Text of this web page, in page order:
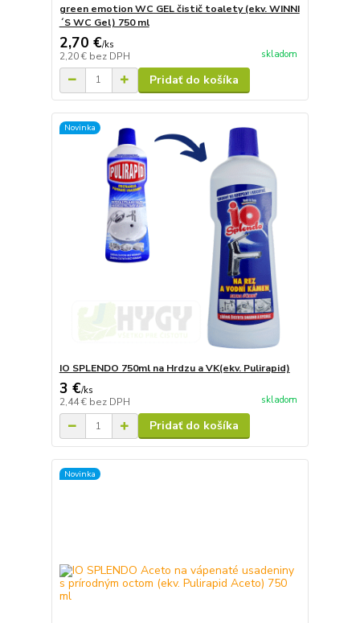
green emotion WC GEL čistič toalety (ekv. WINNI
´S WC Gel) 750 ml
2,70 €/ks
2,20 € bez DPH skladom
Pridať do košíka
Novinka
IO SPLENDO 750ml na Hrdzu a VK(ekv. Pulirapid)
3 €/ks
2,44 € bez DPH skladom
Pridať do košíka
Novinka